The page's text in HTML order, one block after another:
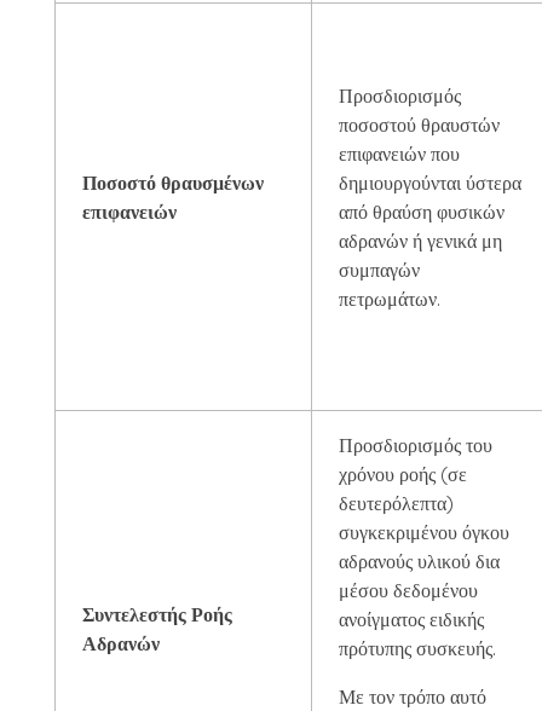
Ποσοστό θραυσμένων
επιφανειών
Προσδιορισμός
ποσοστού θραυστών
επιφανειών που
δημιουργούνται ύστερα
από θραύση φυσικών
αδρανών ή γενικά μη
συμπαγών
πετρωμάτων.
Συντελεστής Ροής
Αδρανών
Προσδιορισμός του
χρόνου ροής (σε
δευτερόλεπτα)
συγκεκριμένου όγκου
αδρανούς υλικού δια
μέσου δεδομένου
ανοίγματος ειδικής
πρότυπης συσκευής.
Με τον τρόπο αυτό